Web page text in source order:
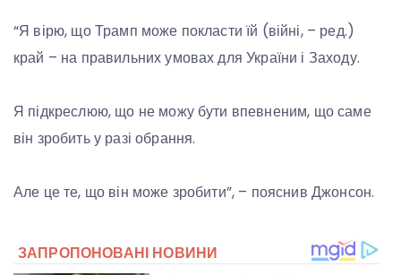
“Я вірю, що Трамп може покласти їй (війні, – ред.)
край – на правильних умовах для України і Заходу.
Я підкреслюю, що не можу бути впевненим, що саме
він зробить у разі обрання.
Але це те, що він може зробити”, – пояснив Джонсон.